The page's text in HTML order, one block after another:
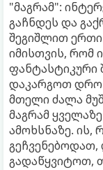
"მაგრამ":
გაჩნდეს და
შეგიშლით
იმისთვის, რომ
ფანტასტიკური
დაკარგოთ დრო
მთელი ძალა
მაგრამ
ამოხსნაზე. ის,
გადაწყვიტოთ,